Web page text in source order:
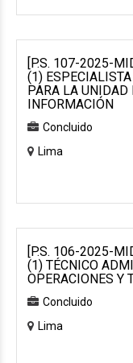
[P.S. 107-2025-
(1)
PARA LA UNIDAD
INFORMACIÓN
Concluido
Lima
[P.S. 106-2025-
(1) TÉCNICO
OPERACIONES Y
Concluido
Lima